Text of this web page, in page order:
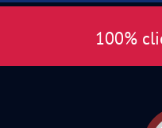
100%